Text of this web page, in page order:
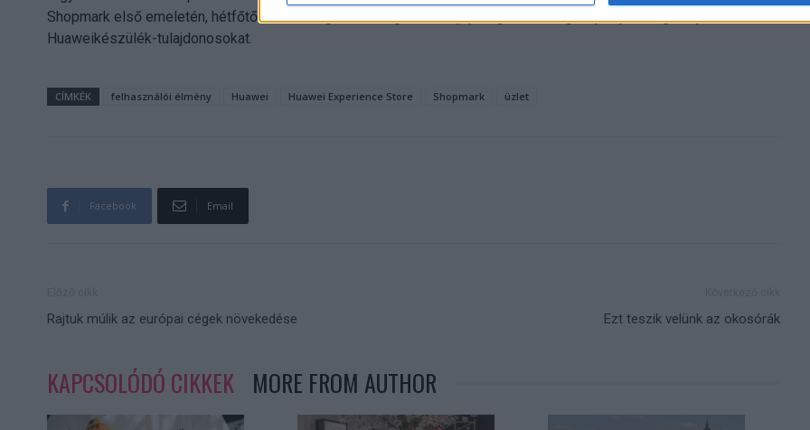
Shopmark első emeletén, hétfőtől szombatig 9-20 óráig, vasárnap pedig 9-18 óráig várja a jelenlegi és jövőbeli
Huaweikészülék-tulajdonosokat.
CÍMKÉK felhasználói élmény Huawei Huawei Experience Store Shopmark üzlet
Facebook Email
Rajtuk múlik az európai cégek növekedése Ezt teszik velünk az okosórák
KAPCSOLÓDÓ CIKKEK MORE FROM AUTHOR